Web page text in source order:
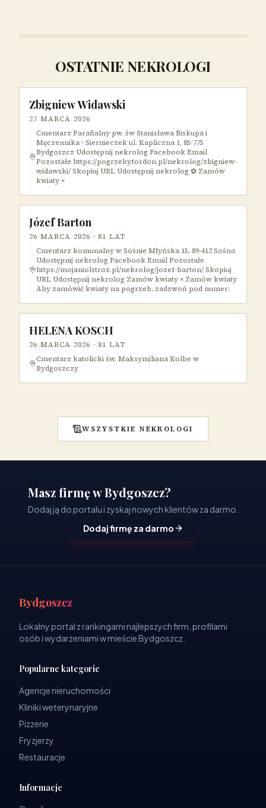
OSTATNIE NEKROLOGI
Zbigniew Widawski
27 MARCA 2026
Cmentarz Parafialny pw. św Stanisława Biskupa i
Męczennika - Siernieczek ul. Kapliczna 1, 85-775
Bydgoszcz Udostępnij nekrolog Facebook Email
Pozostałe https://pogrzebyfordon.pl/nekrolog/zbigniew-
widawski/ Skopiuj URL Udostępnij nekrolog ✿ Zamów
kwiaty ×
Józef Barton
26 MARCA 2026 · 81 LAT
Cmentarz komunalny w Sośnie Młyńska 15, 89-412 Sośno
Udostępnij nekrolog Facebook Email Pozostałe
https://mojaniolstroz.pl/nekrolog/jozef-barton/ Skopiuj
URL Udostępnij nekrolog Zamów kwiaty × Zamów kwiaty
Aby zamówić kwiaty na pogrzeb, zadzwoń pod numer:
HELENA KOSCH
26 MARCA 2026 · 81 LAT
Cmentarz katolicki św. Maksymiliana Kolbe w
Bydgoszczy
WSZYSTKIE NEKROLOGI
Masz firmę w Bydgoszcz?
Dodaj ją do portalu i zyskaj nowych klientów za darmo.
Dodaj firmę za darmo
Bydgoszcz
Lokalny portal z rankingami najlepszych firm, profilami
osób i wydarzeniami w mieście Bydgoszcz.
Popularne kategorie
Agencje nieruchomości
Kliniki weterynaryjne
Pizzerie
Fryzjerzy
Restauracje
Informacje